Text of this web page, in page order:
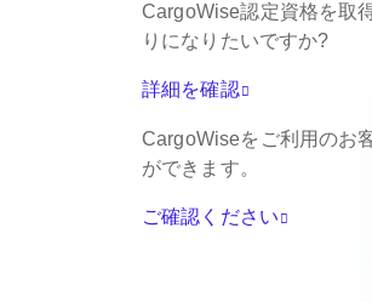
CargoWise認定資格を取
りになりたいですか?
詳細を確認
CargoWiseをご利用のお
ができます。
ご確認ください